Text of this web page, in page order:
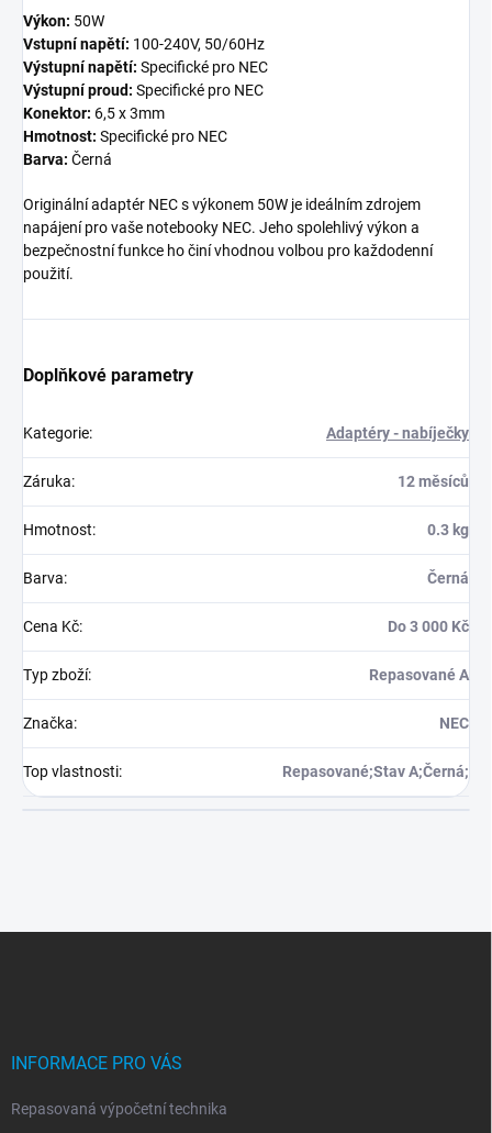
Výkon: 50W
Vstupní napětí: 100-240V, 50/60Hz
Výstupní napětí: Specifické pro NEC
Výstupní proud: Specifické pro NEC
Konektor: 6,5 x 3mm
Hmotnost: Specifické pro NEC
Barva: Černá
Originální adaptér NEC s výkonem 50W je ideálním zdrojem
napájení pro vaše notebooky NEC. Jeho spolehlivý výkon a
bezpečnostní funkce ho činí vhodnou volbou pro každodenní
použití.
Doplňkové parametry
Kategorie: Adaptéry - nabíječky
Záruka: 12 měsíců
Hmotnost: 0.3 kg
Barva: Černá
Cena Kč: Do 3 000 Kč
Typ zboží: Repasované A
Značka: NEC
Top vlastnosti: Repasované;Stav A;Černá;
INFORMACE PRO VÁS
Repasovaná výpočetní technika